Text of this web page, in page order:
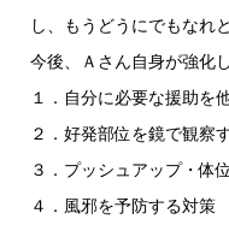
し、もうどうにでもなれ
今後、Ａさん自身が強化
１．自分に必要な援助を
２．好発部位を鏡で観察
３．プッシュアップ・体
４．風邪を予防する対策